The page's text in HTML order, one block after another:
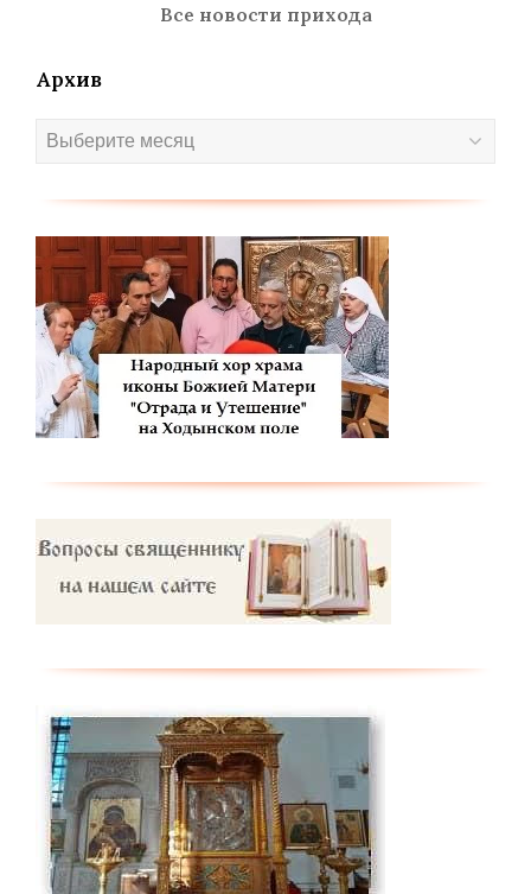
Все новости прихода
Архив
Архив